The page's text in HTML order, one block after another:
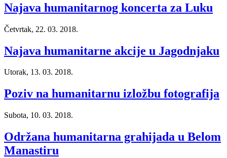
Najava humanitarnog koncerta za Luku
Četvrtak, 22. 03. 2018.
Najava humanitarne akcije u Jagodnjaku
Utorak, 13. 03. 2018.
Poziv na humanitarnu izložbu fotografija
Subota, 10. 03. 2018.
Održana humanitarna grahijada u Belom
Manastiru